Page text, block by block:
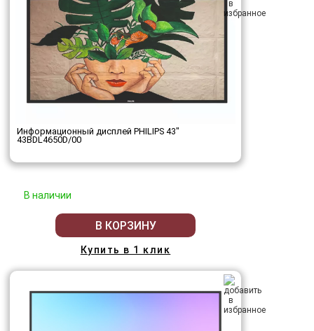
Информационный дисплей PHILIPS 43"
43BDL4650D/00
В наличии
В КОРЗИНУ
Купить в 1 клик